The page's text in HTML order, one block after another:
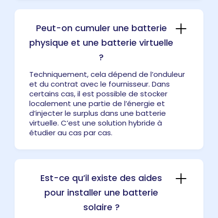
Peut-on cumuler une batterie
physique et une batterie virtuelle
?
Techniquement, cela dépend de l’onduleur
et du contrat avec le fournisseur. Dans
certains cas, il est possible de stocker
localement une partie de l’énergie et
d’injecter le surplus dans une batterie
virtuelle. C’est une solution hybride à
étudier au cas par cas.
Est-ce qu’il existe des aides
pour installer une batterie
solaire ?